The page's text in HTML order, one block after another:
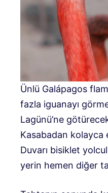
Ünlü Galápagos
fazla iguanayı
Lagünü’ne
Kasabadan kolayca
Duvarı bisiklet
yerin hemen diğer